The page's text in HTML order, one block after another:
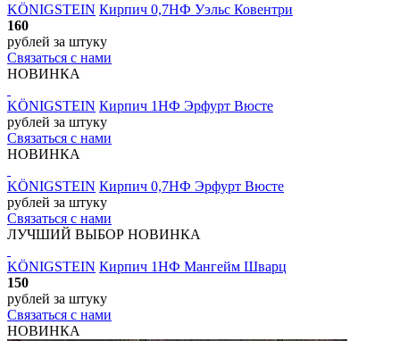
KÖNIGSTEIN Кирпич 0,7НФ Уэльс Ковентри
160
рублей за штуку
Связаться с нами
НОВИНКА
KÖNIGSTEIN Кирпич 1НФ Эрфурт Вюсте
рублей за штуку
Связаться с нами
НОВИНКА
KÖNIGSTEIN Кирпич 0,7НФ Эрфурт Вюсте
рублей за штуку
Связаться с нами
ЛУЧШИЙ ВЫБОР НОВИНКА
KÖNIGSTEIN Кирпич 1НФ Мангейм Шварц
150
рублей за штуку
Связаться с нами
НОВИНКА